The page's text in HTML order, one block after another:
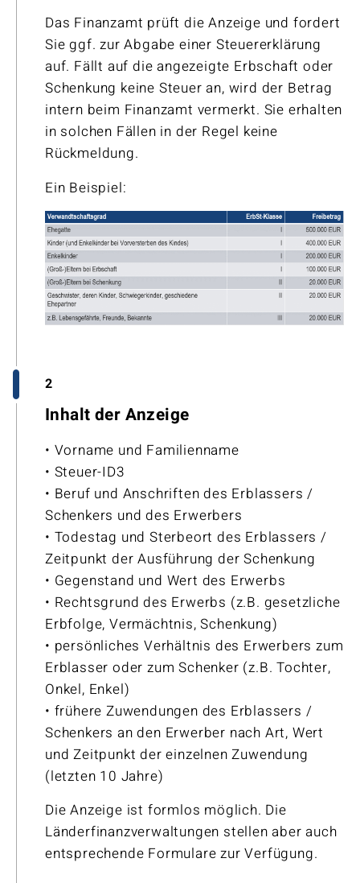
Das Finanzamt prüft die Anzeige und fordert
Sie ggf. zur Abgabe einer Steuererklärung
auf. Fällt auf die angezeigte Erbschaft oder
Schenkung keine Steuer an, wird der Betrag
intern beim Finanzamt vermerkt. Sie erhalten
in solchen Fällen in der Regel keine
Rückmeldung.
Ein Beispiel:
2
Inhalt der Anzeige
• Vorname und Familienname
• Steuer-ID3
• Beruf und Anschriften des Erblassers /
Schenkers und des Erwerbers
• Todestag und Sterbeort des Erblassers /
Zeitpunkt der Ausführung der Schenkung
• Gegenstand und Wert des Erwerbs
• Rechtsgrund des Erwerbs (z.B. gesetzliche
Erbfolge, Vermächtnis, Schenkung)
• persönliches Verhältnis des Erwerbers zum
Erblasser oder zum Schenker (z.B. Tochter,
Onkel, Enkel)
• frühere Zuwendungen des Erblassers /
Schenkers an den Erwerber nach Art, Wert
und Zeitpunkt der einzelnen Zuwendung
(letzten 10 Jahre)
Die Anzeige ist formlos möglich. Die
Länderfinanzverwaltungen stellen aber auch
entsprechende Formulare zur Verfügung.